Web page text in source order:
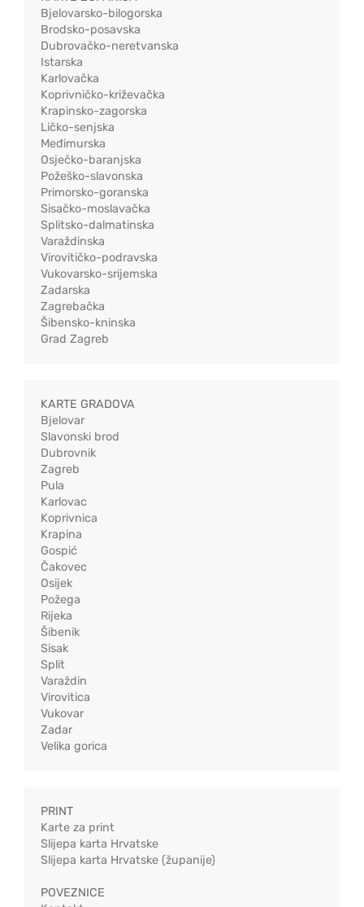
Bjelovarsko-bilogorska
Brodsko-posavska
Dubrovačko-neretvanska
Istarska
Karlovačka
Koprivničko-križevačka
Krapinsko-zagorska
Ličko-senjska
Međimurska
Osječko-baranjska
Požeško-slavonska
Primorsko-goranska
Sisačko-moslavačka
Splitsko-dalmatinska
Varaždinska
Virovitičko-podravska
Vukovarsko-srijemska
Zadarska
Zagrebačka
Šibensko-kninska
Grad Zagreb
KARTE GRADOVA
Bjelovar
Slavonski brod
Dubrovnik
Zagreb
Pula
Karlovac
Koprivnica
Krapina
Gospić
Čakovec
Osijek
Požega
Rijeka
Šibenik
Sisak
Split
Varaždin
Virovitica
Vukovar
Zadar
Velika gorica
PRINT
Karte za print
Slijepa karta Hrvatske
Slijepa karta Hrvatske (županije)
POVEZNICE